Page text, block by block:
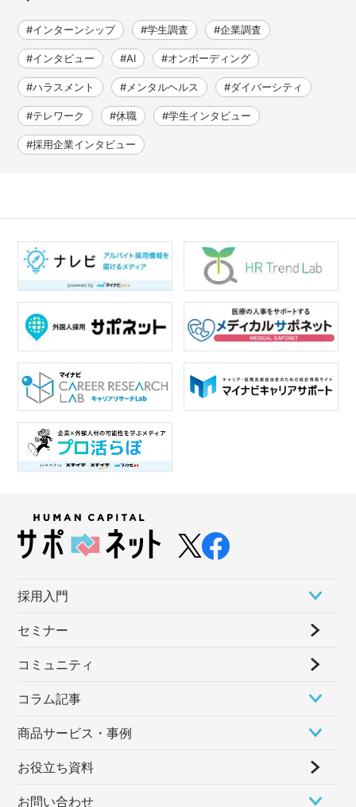
#インターンシップ #学生調査 #企業調査
#インタビュー #AI #オンボーディング
#ハラスメント #メンタルヘルス #ダイバーシティ
#テレワーク #休職 #学生インタビュー
#採用企業インタビュー
採⽤⼊⾨
セミナー
コミュニティ
コラム記事
商品サービス・事例
お役立ち資料
お問い合わせ